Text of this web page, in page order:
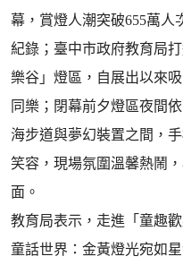
幕，賞燈人潮突破655萬人
紀錄；臺中市政府教育局
樂谷」燈區，自展出以來
同樂；閉幕前夕燈區夜間
海步道與夢幻裝置之間，
笑容，現場氛圍溫馨熱鬧
面。
教育局表示，走進「童趣
童話世界：金黃燈光宛如